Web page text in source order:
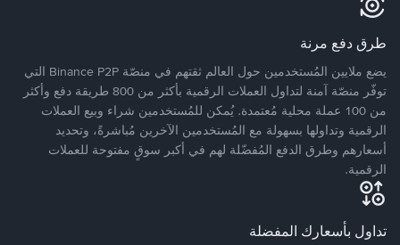
طرق دفع مرنة
يضع ملايين المُستخدمين حول العالم ثقتهم في منصّة Binance P2P التي
توفّر منصّة آمنة لتداول العملات الرقمية بأكثر من 800 طريقة دفع وأكثر
من 100 عملة محلية مُعتمدة. يُمكن للمُستخدمين شراء وبيع العملات
الرقمية وتداولها بسهولة مع المُستخدمين الآخرين مُباشرةً، وتحديد
أسعارهم وطرق الدفع المُفضّلة لهم في أكبر سوقٍ مفتوحة للعملات
الرقمية.
تداول بأسعارك المفضلة